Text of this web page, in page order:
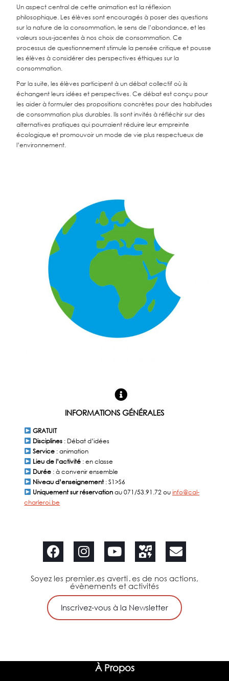
Un aspect central de cette animation est la réflexion
philosophique. Les élèves sont encouragés à poser des questions
sur la nature de la consommation, le sens de l’abondance, et les
valeurs sous-jacentes à nos choix de consommation. Ce
processus de questionnement stimule la pensée critique et pousse
les élèves à considérer des perspectives éthiques sur la
consommation.
Par la suite, les élèves participent à un débat collectif où ils
échangent leurs idées et perspectives. Ce débat est conçu pour
les aider à formuler des propositions concrètes pour des habitudes
de consommation plus durables. Ils sont invités à réfléchir sur des
alternatives pratiques qui pourraient réduire leur empreinte
écologique et promouvoir un mode de vie plus respectueux de
l’environnement.
INFORMATIONS GÉNÉRALES
GRATUIT
Disciplines : Débat d’idées
Service : animation
Lieu de l’activité : en classe
Durée : à convenir ensemble
Niveau d’enseignement: S1>S6
Uniquement sur réservationau 071/53.91.72 ouinfo@cal-
charleroi.be
Soyez les premier.es averti․es de nos actions,
évènements et activités
Inscrivez-vous à la Newsletter
À Propos